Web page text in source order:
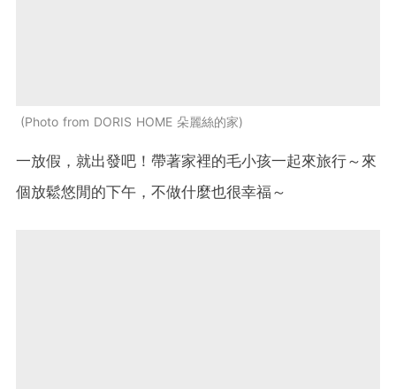
Photo from DORIS HOME 朵麗絲的家
一放假，就出發吧！帶著家裡的毛小孩一起來旅行～來
個放鬆悠閒的下午，不做什麼也很幸福～